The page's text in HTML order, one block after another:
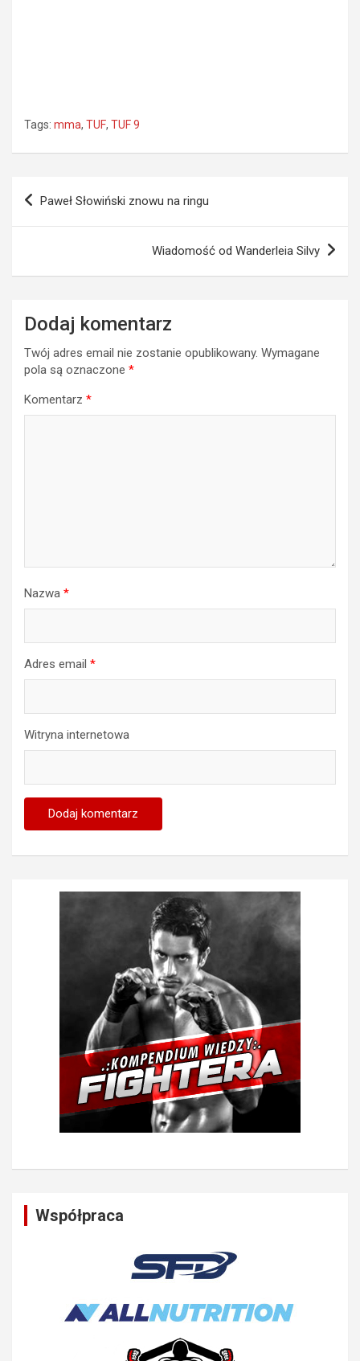
Tags: mma, TUF, TUF 9
Nawigacja
Paweł Słowiński znowu na ringu
Wiadomość od Wanderleia Silvy
Dodaj komentarz
Twój adres email nie zostanie opublikowany. Wymagane
pola są oznaczone *
Komentarz *
Nazwa *
Adres email *
Witryna internetowa
Współpraca